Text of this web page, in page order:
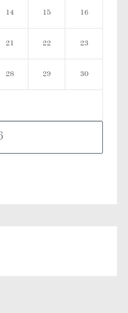
14 15 16
21 22 23
28 29 30